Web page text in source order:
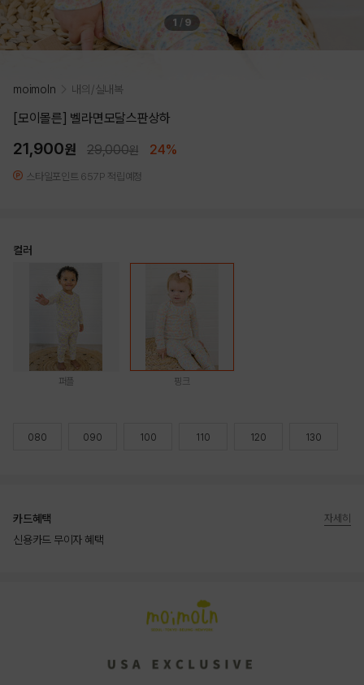
1 / 9
moimoln 내의/실내복
[모이몰른] 벨라면모달스판상하
21,900원 29,000원 24%
스타일포인트 657P 적립예정
컬러
퍼플 핑크
080 090 100 110 120 130
카드혜택
신용카드 무이자 혜택
자세히